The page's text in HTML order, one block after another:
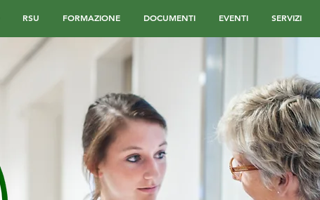
RSU FORMAZIONE DOCUMENTI EVENTI SERVIZI